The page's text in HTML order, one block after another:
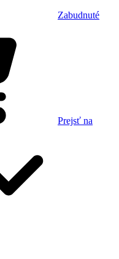
Zabudnuté
Prejsť na